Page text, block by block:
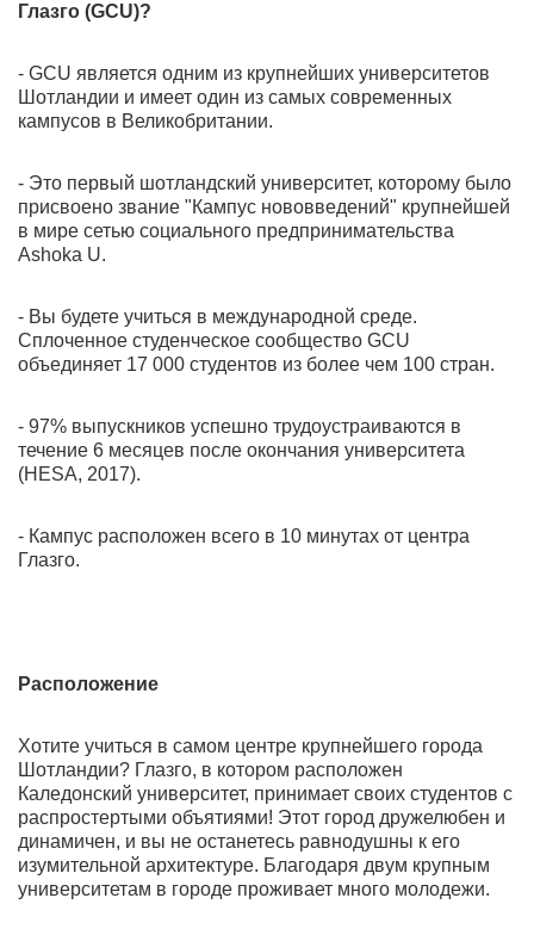
Глазго (GCU)?
- GCU является одним из крупнейших университетов
Шотландии и имеет один из самых современных
кампусов в Великобритании.
- Это первый шотландский университет, которому было
присвоено звание "Кампус нововведений" крупнейшей
в мире сетью социального предпринимательства
Ashoka U.
- Вы будете учиться в международной среде.
Сплоченное студенческое сообщество GCU
объединяет 17 000 студентов из более чем 100 стран.
- 97% выпускников успешно трудоустраиваются в
течение 6 месяцев после окончания университета
(HESA, 2017).
- Кампус расположен всего в 10 минутах от центра
Глазго.
Расположение
Хотите учиться в самом центре крупнейшего города
Шотландии? Глазго, в котором расположен
Каледонский университет, принимает своих студентов с
распростертыми объятиями! Этот город дружелюбен и
динамичен, и вы не останетесь равнодушны к его
изумительной архитектуре. Благодаря двум крупным
университетам в городе проживает много молодежи.